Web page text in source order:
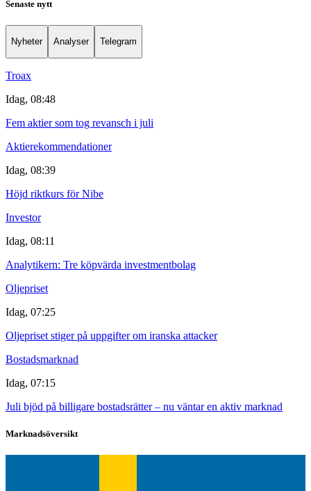
Senaste nytt
Nyheter Analyser Telegram
Troax
Idag, 08:48
Fem aktier som tog revansch i juli
Aktierekommendationer
Idag, 08:39
Höjd riktkurs för Nibe
Investor
Idag, 08:11
Analytikern: Tre köpvärda investmentbolag
Oljepriset
Idag, 07:25
Oljepriset stiger på uppgifter om iranska attacker
Bostadsmarknad
Idag, 07:15
Juli bjöd på billigare bostadsrätter – nu väntar en aktiv marknad
Marknadsöversikt